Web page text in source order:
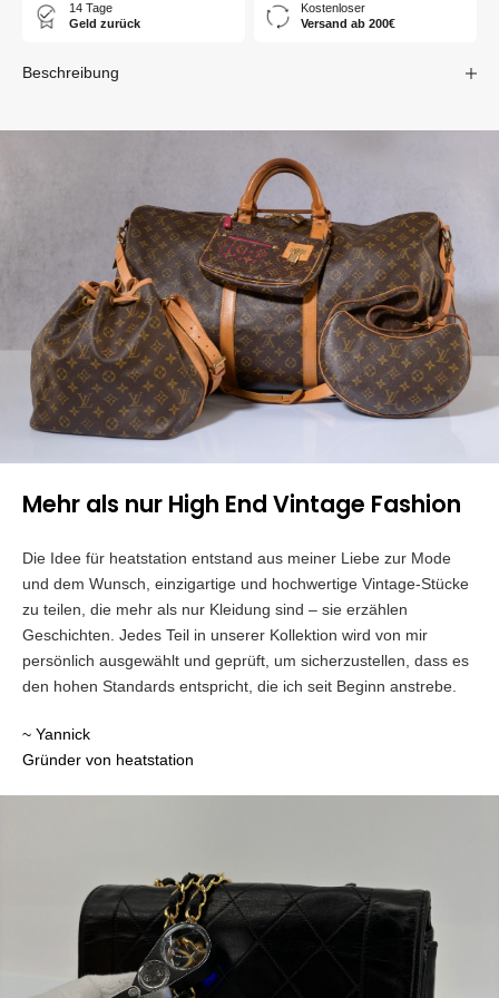
14 Tage
Geld zurück
Kostenloser
Versand ab 200€
Beschreibung
Mehr als nur High End Vintage Fashion
Die Idee für heatstation entstand aus meiner Liebe zur Mode
und dem Wunsch, einzigartige und hochwertige Vintage-Stücke
zu teilen, die mehr als nur Kleidung sind – sie erzählen
Geschichten. Jedes Teil in unserer Kollektion wird von mir
persönlich ausgewählt und geprüft, um sicherzustellen, dass es
den hohen Standards entspricht, die ich seit Beginn anstrebe.
~ Yannick
Gründer von heatstation